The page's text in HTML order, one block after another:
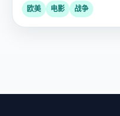
欧美 电影 战争